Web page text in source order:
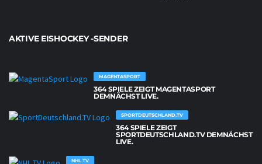
AKTIVE EISHOCKEY -SENDER
MAGENTASPORT
364 SPIELE ZEIGT MAGENTASPORT
DEMNÄCHST LIVE.
SPORTDEUTSCHLAND.TV
364 SPIELE ZEIGT
SPORTDEUTSCHLAND.TV DEMNÄCHST
LIVE.
NHL TV